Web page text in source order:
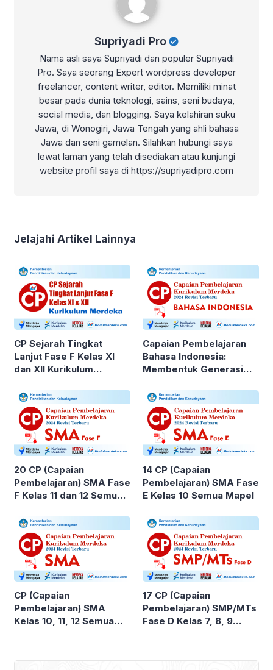
Supriyadi Pro
Nama asli saya Supriyadi dan populer Supriyadi
Pro. Saya seorang Expert wordpress developer
freelancer, content writer, editor. Memiliki minat
besar pada dunia teknologi, sains, seni budaya,
social media, dan blogging. Saya kelahiran suku
Jawa, di Wonogiri, Jawa Tengah yang ahli bahasa
Jawa dan seni gamelan. Silahkan hubungi saya
lewat laman yang telah disediakan atau kunjungi
website profil saya di https://supriyadipro.com
Jelajahi Artikel Lainnya
CP Sejarah Tingkat
Lanjut Fase F Kelas XI
dan XII Kurikulum
Capaian Pembelajaran
Bahasa Indonesia:
Membentuk Generasi
Kreatif
20 CP (Capaian
Pembelajaran) SMA Fase
F Kelas 11 dan 12 Semua
14 CP (Capaian
Pembelajaran) SMA Fase
E Kelas 10 Semua Mapel
CP (Capaian
Pembelajaran) SMA
Kelas 10, 11, 12 Semua
17 CP (Capaian
Pembelajaran) SMP/MTs
Fase D Kelas 7, 8, 9